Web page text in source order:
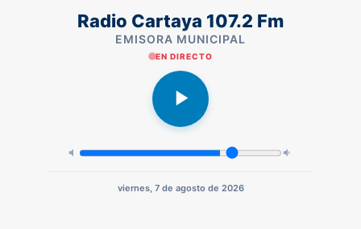
Radio Cartaya 107.2 Fm
EMISORA MUNICIPAL
EN DIRECTO
viernes, 7 de agosto de 2026